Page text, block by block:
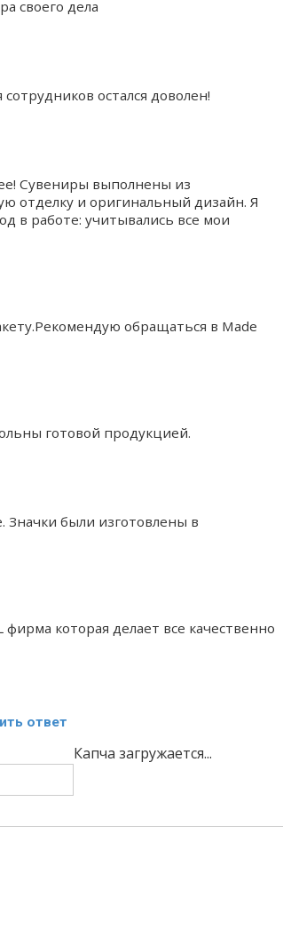
своего дела
остался доволен!
Сувениры выполнены из
отделку и оригинальный дизайн. Я
в работе: учитывались все мои
обращаться в Made
готовой продукцией.
Значки были изготовлены в
которая делает все качественно
ответ
Капча загружается...